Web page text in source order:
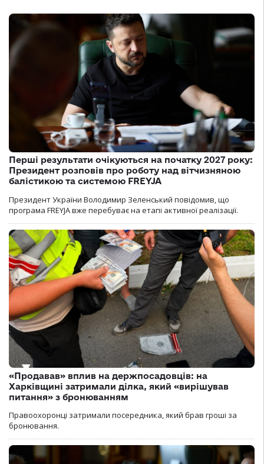
Перші результати очікуються на початку 2027 року:
Президент розповів про роботу над вітчизняною
балістикою та системою FREYJA
Президент України Володимир Зеленський повідомив, що
програма FREYJA вже перебуває на етапі активної реалізації.
«Продавав» вплив на держпосадовців: на
Харківщині затримали ділка, який «вирішував
питання» з бронюванням
Правоохоронці затримали посередника, який брав гроші за
бронювання.